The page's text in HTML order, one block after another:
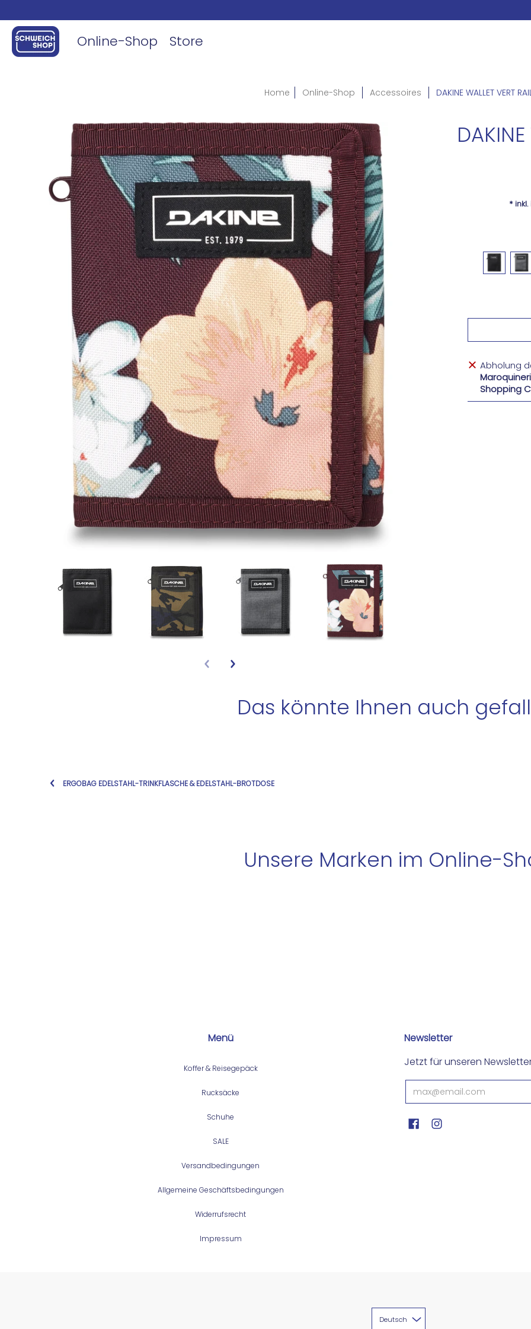
Online-Shop Store
Home Online-Shop Accessoires DAKINE WALLET VERT
DAKINE
* inkl.
Abholung
Shopping
Das könnte Ihnen auch
ERGOBAG EDELSTAHL-TRINKFLASCHE & EDELSTAHL-BROTDOSE
Unsere Marken im Online-
Menü
Koffer & Reisegepäck
Rucksäcke
Schuhe
SALE
Versandbedingungen
Allgemeine Geschäftsbedingungen
Widerrufsrecht
Impressum
Newsletter
Jetzt für unseren
Deutsch